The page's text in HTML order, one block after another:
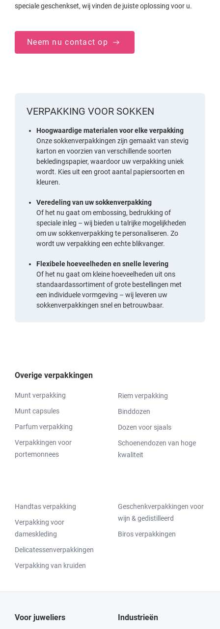
speciale geschenkset, wij vinden de juiste oplossing voor u.
Neem nu contact op
VERPAKKING VOOR SOKKEN
Hoogwaardige materialen voor elke verpakking
Onze sokkenverpakkingen zijn gemaakt van stevig
karton en voorzien van verschillende soorten
bekledingspapier, waardoor uw verpakking uniek
wordt. Kies uit een groot aantal papiersoorten en
kleuren.
Veredeling van uw sokkenverpakking
Of het nu gaat om embossing, bedrukking of
speciale inleg – wij bieden u talrijke mogelijkheden
om uw sokkenverpakking te personaliseren. Zo
wordt uw verpakking een echte blikvanger.
Flexibele hoeveelheden en snelle levering
Of het nu gaat om kleine hoeveelheden uit ons
standaardassortiment of grote bestellingen met
een individuele vormgeving – wij leveren uw
sokkenverpakkingen snel en betrouwbaar.
Overige verpakkingen
Munt verpakking
Munt capsules
Parfum verpakking
Verpakkingen voor
portemonnees
Riem verpakking
Binddozen
Dozen voor sjaals
Schoenendozen van hoge
kwaliteit
Handtas verpakking
Verpakking voor
dameskleding
Delicatessenverpakkingen
Verpakking van kruiden
Geschenkverpakkingen voor
wijn & gedistilleerd
Biros verpakkingen
Voor juweliers Industrieën